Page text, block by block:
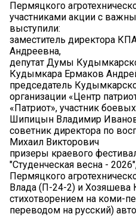
Пермяцкого
участниками акции с
выступили:
заместитель директора
Андреевна,
депутат Думы
Кудымкара Ермаков
председатель
организации «Центр
«Патриот», участник
Шипицын Владимир
советник директора по
Михаил Викторович
призеры краевого
"Студенческая весна -
Пермяцкого
Влада (П-24-2) и Хозяшева
стихотворением на коми-
переводом на русский)